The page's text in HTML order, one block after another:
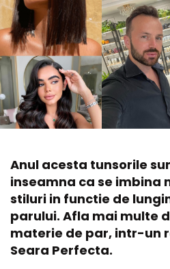
Anul acesta tunsorile
inseamna ca se imbina
stiluri in functie de
parului. Afla mai multe
materie de par, intr-un
Seara Perfecta.